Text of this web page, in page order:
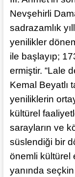
Nevşehirli
sadrazamlık
yenilikler
ile başlayıp;
ermiştir. “Lale
Kemal Beyatlı
yeniliklerin
kültürel
sarayların ve
süslendiği bir
önemli kültürel
yanında seçkin